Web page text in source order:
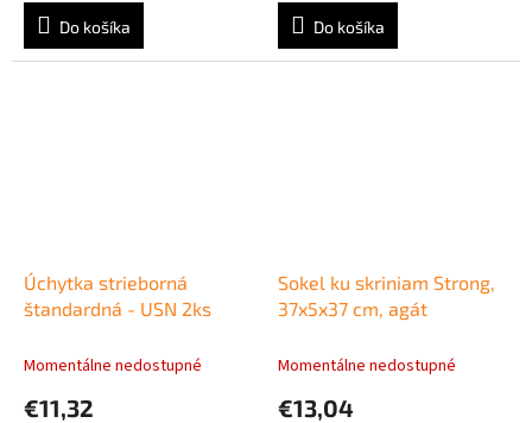
Do košíka Do košíka
Úchytka strieborná
štandardná - USN 2ks
Momentálne nedostupné
€11,32
Sokel ku skriniam Strong,
37x5x37 cm, agát
Momentálne nedostupné
€13,04